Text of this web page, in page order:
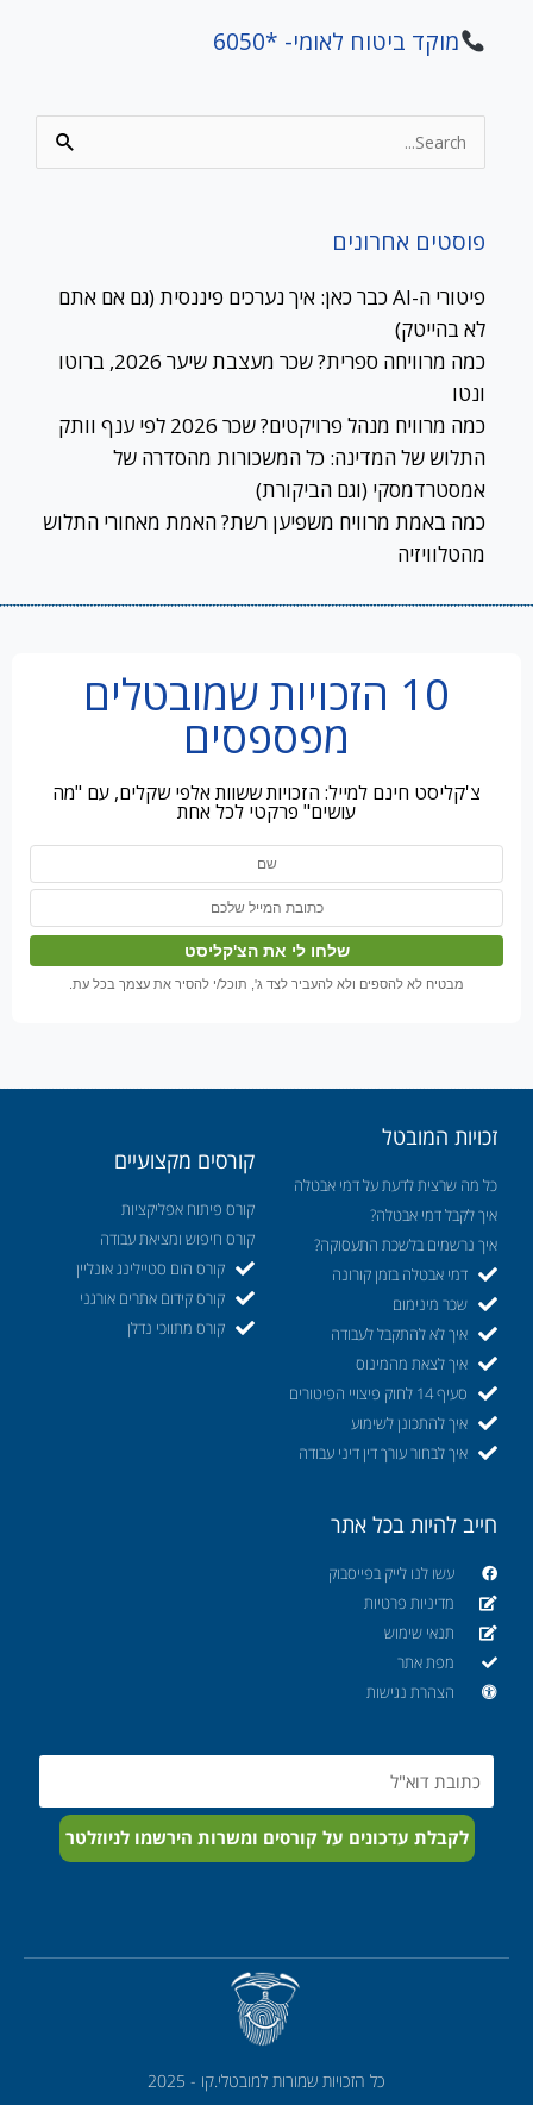
מוקד ביטוח לאומי- *6050
Search
for:
פוסטים אחרונים
פיטורי ה-AI כבר כאן: איך נערכים פיננסית (גם אם אתם
לא בהייטק)
כמה מרוויחה ספרית? שכר מעצבת שיער 2026, ברוטו
ונטו
כמה מרוויח מנהל פרויקטים? שכר 2026 לפי ענף וותק
התלוש של המדינה: כל המשכורות מהסדרה של
אמסטרדמסקי (וגם הביקורת)
כמה באמת מרוויח משפיען רשת? האמת מאחורי התלוש
מהטלוויזיה
10 הזכויות שמובטלים
מפספסים
צ'קליסט חינם למייל: הזכויות ששוות אלפי שקלים, עם "מה
עושים" פרקטי לכל אחת
מבטיח לא להספים ולא להעביר לצד ג', תוכל/י להסיר את עצמך בכל עת.
זכויות המובטל
כל מה שרצית לדעת על דמי אבטלה
איך לקבל דמי אבטלה?
איך נרשמים בלשכת התעסוקה?
דמי אבטלה בזמן קורונה
שכר מינימום
איך לא להתקבל לעבודה
איך לצאת מהמינוס
סעיף 14 לחוק פיצויי הפיטורים
איך להתכונן לשימוע
איך לבחור עורך דין דיני עבודה
קורסים מקצועיים
קורס פיתוח אפליקציות
קורס חיפוש ומציאת עבודה
קורס הום סטיילינג אונליין
קורס קידום אתרים אורגני
קורס מתווכי נדלן
חייב להיות בכל אתר
עשו לנו לייק בפייסבוק
מדיניות פרטיות
תנאי שימוש
מפת אתר
הצהרת נגישות
Email
לקבלת עדכונים על קורסים ומשרות הירשמו לניוזלטר
כל הזכויות שמורות למובטלי.קו - 2025